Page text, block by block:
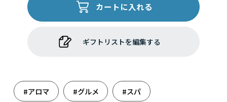
カートに入れる
ギフトリストを編集する
#アロマ #グルメ #スパ